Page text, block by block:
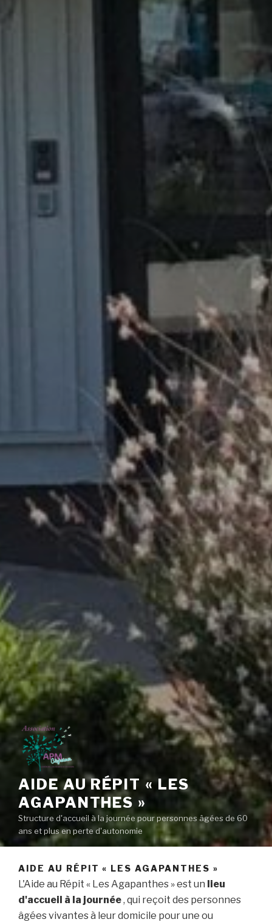
AIDE AU RÉPIT « LES
AGAPANTHES »
Structure d'accueil à la journée pour personnes âgées de 60
ans et plus en perte d'autonomie
AIDE AU RÉPIT « LES AGAPANTHES »
L'Aide au Répit « Les Agapanthes » est un lieu
d'accueil à la journée, qui reçoit des personnes
âgées vivantes à leur domicile pour une ou